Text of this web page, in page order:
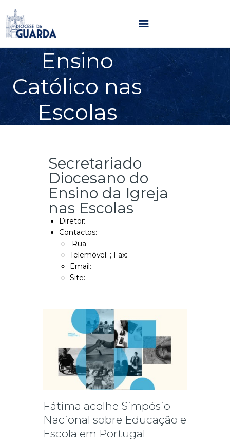
Ensino
Católico nas
Escolas
HOME
DIOCESE
PARÓQUIAS
MULTIMÉDIA
SENTIR COM A IGREJA
CONTACTOS
Secretariado
Diocesano do
Ensino da Igreja
nas Escolas
Diretor:
Contactos:
Rua
Telemóvel: ; Fax:
Email:
Site:
Fátima acolhe Simpósio
Nacional sobre Educação e
Escola em Portugal